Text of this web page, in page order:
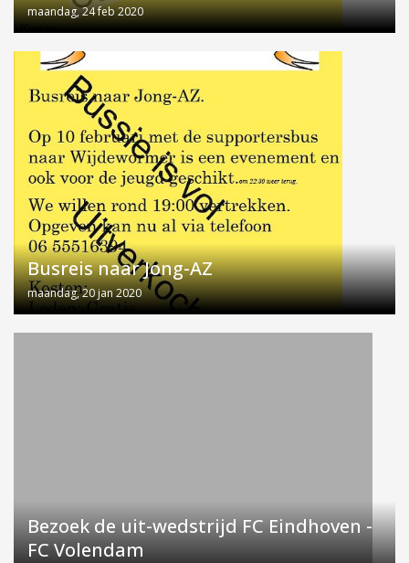
maandag, 24 feb 2020
Busreis naar Jong-AZ
maandag, 20 jan 2020
Bezoek de uit-wedstrijd FC Eindhoven -
FC Volendam